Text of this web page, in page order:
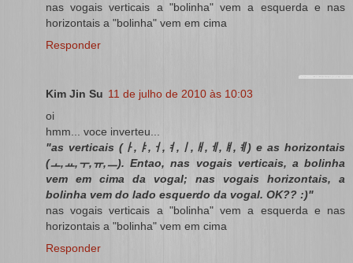
nas vogais verticais a "bolinha" vem a esquerda e nas
horizontais a "bolinha" vem em cima
Responder
Kim Jin Su 11 de julho de 2010 às 10:03
oi
hmm... voce inverteu...
"as verticais (ㅏ,ㅑ,ㅓ,ㅕ,ㅣ,ㅐ,ㅔ,ㅒ,ㅖ) e as horizontais
(ㅗ,ㅛ,ㅜ,ㅠ,ㅡ). Entao, nas vogais verticais, a bolinha
vem em cima da vogal; nas vogais horizontais, a
bolinha vem do lado esquerdo da vogal. OK?? :)"
nas vogais verticais a "bolinha" vem a esquerda e nas
horizontais a "bolinha" vem em cima
Responder